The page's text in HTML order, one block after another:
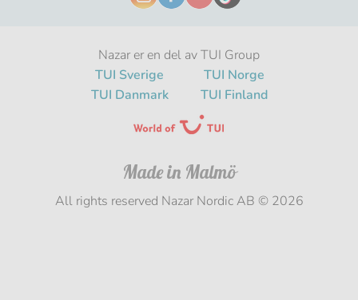
Nazar er en del av TUI Group
TUI Sverige
TUI Norge
TUI Danmark
TUI Finland
Made in Malmö
All rights reserved Nazar Nordic AB © 2026